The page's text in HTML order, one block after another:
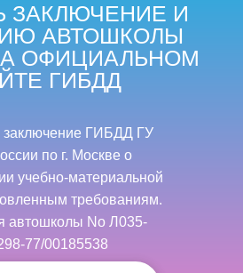
ЗАКЛЮЧЕНИЕ И
АВТОШКОЛЫ
ОФИЦИАЛЬНОМ
ГИБДД
заключение ГИБДД ГУ
по г. Москве о
учебно-материальной
требованиям.
автошколы No Л035-
77/00185538